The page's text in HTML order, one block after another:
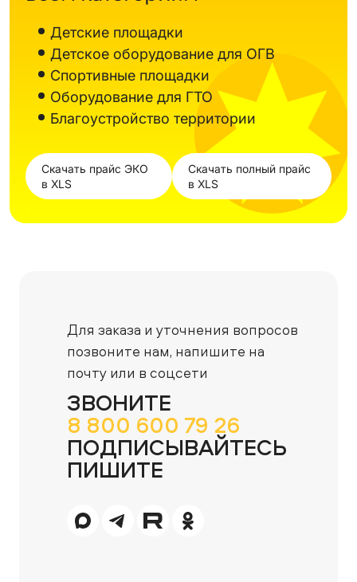
Детские площадки
Детское оборудование для ОГВ
Спортивные площадки
Оборудование для ГТО
Благоустройство территории
Скачать прайс ЭКО
в XLS
Скачать полный прайс
в XLS
Для заказа и уточнения вопросов
позвоните нам, напишите на
почту или в соцсети
ЗВОНИТЕ
8 800 600 79 26
ПОДПИСЫВАЙТЕСЬ
ПИШИТЕ